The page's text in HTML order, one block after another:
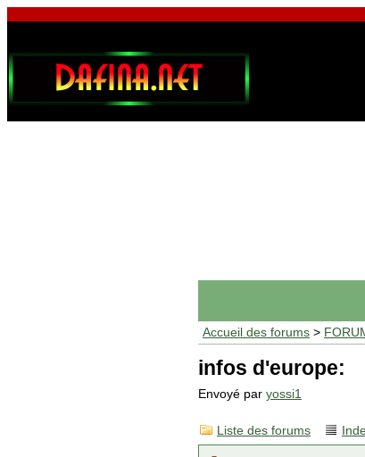
Accueil des forums >
infos d'europe:
Envoyé par yossi1
Liste des forums